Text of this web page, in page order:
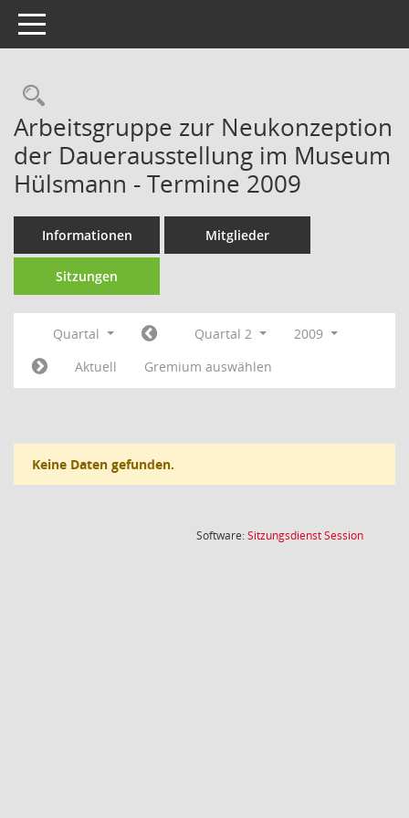
Toggle navigation
Rechercheauswahl
Arbeitsgruppe zur Neukonzeption
der Dauerausstellung im Museum
Hülsmann - Termine 2009
Informationen Mitglieder
Sitzungen
Quartal Quartal 2
2009
Aktuell
Gremium auswählen
Keine Daten gefunden.
Software:SitzungsdienstSession(Wird in